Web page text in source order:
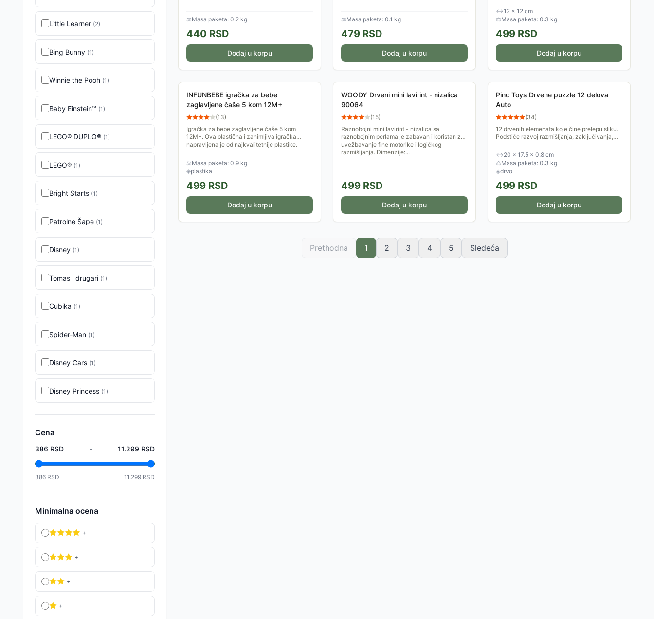
Little Learner (2)
Bing Bunny (1)
Winnie the Pooh (1)
Baby Einstein™ (1)
LEGO® DUPLO® (1)
LEGO® (1)
Bright Starts (1)
Patrolne Šape (1)
Disney (1)
Tomas i drugari (1)
Cubika (1)
Spider-Man (1)
Disney Cars (1)
Disney Princess (1)
Cena
386 RSD - 11.299 RSD
386 RSD 11.299 RSD
Minimalna ocena
+
+
+
+
⚖Masa paketa: 0.2 kg
440 RSD
Dodaj u korpu
⚖Masa paketa: 0.1 kg
479 RSD
Dodaj u korpu
igračka je savršen...
↔12 × 12 cm
⚖Masa paketa: 0.3 kg
499 RSD
Dodaj u korpu
INFUNBEBE igračka za bebe
zaglavljene čaše 5 kom 12M+
(13)
Igračka za bebe zaglavljene čaše 5 kom
12M+. Ova plastična i zanimljiva igračka
napravljena je od najkvalitetnije plastike.
⚖Masa paketa: 0.9 kg
◈plastika
499 RSD
Dodaj u korpu
WOODY Drveni mini lavirint - nizalica
90064
(15)
Raznobojni mini lavirint - nizalica sa
raznobojnim perlama je zabavan i koristan za
uvežbavanje fine motorike i logičkog
razmišljanja. Dimenzije:...
499 RSD
Dodaj u korpu
Pino Toys Drvene puzzle 12 delova
Auto
(34)
12 drvenih elemenata koje čine prelepu sliku.
Podstiče razvoj razmišljanja, zaključivanja,
oko-ruka, kao i...
↔20 × 17.5 × 0.8 cm
⚖Masa paketa: 0.3 kg
◈drvo
499 RSD
Dodaj u korpu
Prethodna 1 2 3 4 5 Sledeća